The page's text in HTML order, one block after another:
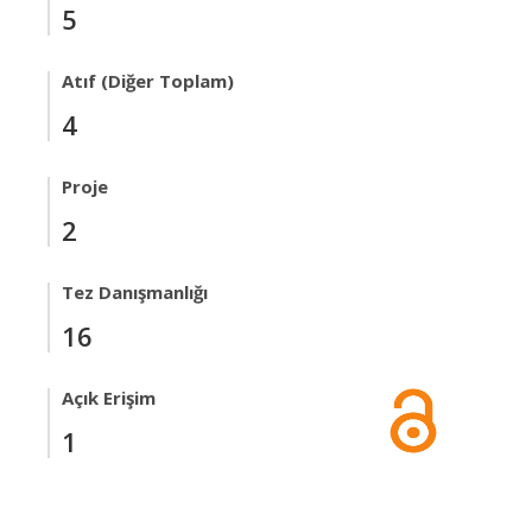
5
Atıf (Diğer Toplam)
4
Proje
2
Tez Danışmanlığı
16
Açık Erişim
1